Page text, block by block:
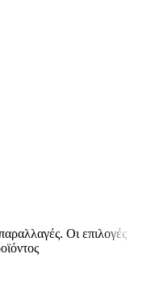
Οι επιλογές